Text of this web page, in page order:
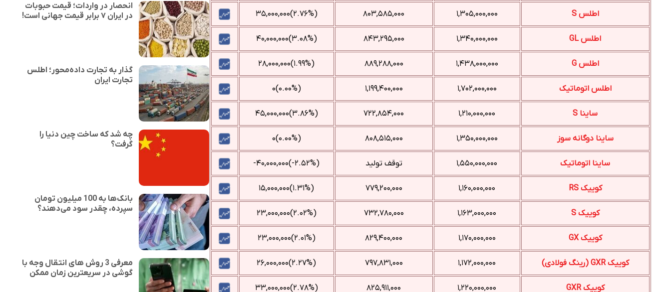
اطلس S ۱,۳۰۵,۰۰۰,۰۰۰ ۸۰۳,۵۸۵,۰۰۰ (‎۲.۷۶%‌)‎۳۵,۰۰۰,۰۰۰‌
اطلس GL ۱,۳۴۰,۰۰۰,۰۰۰ ۸۴۳,۲۹۵,۰۰۰ (‎۳.۰۸%‌)‎۴۰,۰۰۰,۰۰۰‌
اطلس G ۱,۴۳۸,۰۰۰,۰۰۰ ۸۸۹,۲۸۸,۰۰۰ (‎۱.۹۹%‌)‎۲۸,۰۰۰,۰۰۰‌
اطلس اتوماتیک ۱,۷۰۲,۰۰۰,۰۰۰ ۱,۱۹۹,۴۰۰,۰۰۰ (۰.۰۰%)۰
ساینا S ۱,۲۱۰,۰۰۰,۰۰۰ ۷۲۲,۸۵۴,۰۰۰ (‎۳.۸۶%‌)‎۴۵,۰۰۰,۰۰۰‌
ساینا دوگانه سوز ۱,۳۵۰,۰۰۰,۰۰۰ ۸۰۸,۵۱۵,۰۰۰ (۰.۰۰%)۰
ساینا اتوماتیک ۱,۵۵۰,۰۰۰,۰۰۰ توقف تولید (‎-۲.۵۲%‌)‎-۴۰,۰۰۰,۰۰۰‌
کوییک RS ۱,۱۶۰,۰۰۰,۰۰۰ ۷۷۹,۲۰۰,۰۰۰ (‎۱.۳۱%‌)‎۱۵,۰۰۰,۰۰۰‌
کوییک S ۱,۱۶۳,۰۰۰,۰۰۰ ۷۳۲,۷۸۰,۰۰۰ (‎۲.۰۲%‌)‎۲۳,۰۰۰,۰۰۰‌
کوییک GX ۱,۱۷۰,۰۰۰,۰۰۰ ۸۲۹,۴۰۰,۰۰۰ (‎۲.۰۱%‌)‎۲۳,۰۰۰,۰۰۰‌
کوییک GXR (رینگ فولادی) ۱,۱۷۲,۰۰۰,۰۰۰ ۷۹۷,۸۳۱,۰۰۰ (‎۲.۲۷%‌)‎۲۶,۰۰۰,۰۰۰‌
کوییک GXR ۱,۲۲۰,۰۰۰,۰۰۰ ۸۲۵,۹۱۱,۰۰۰ (‎۲.۷۸%‌)‎۳۳,۰۰۰,۰۰۰‌
انحصار در واردات؛ قیمت حبوبات
در ایران ۷ برابر قیمت جهانی است!
گذار به تجارت داده‌محور؛ اطلس
تجارت ایران
چه شد که ساخت چین دنیا را
گرفت؟
بانک‌ها به 100 میلیون تومان
سپرده، چقدر سود می‌دهند؟
معرفی 3 روش های انتقال وجه با
گوشی در سریعترین زمان ممکن